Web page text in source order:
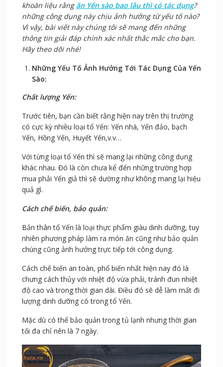
khoăn liệu rằng ăn Yến sào bao lâu thì có tác dụng?
những công dụng này chịu ảnh hưởng từ yếu tố nào?
Vì vậy, bài viết này chúng tôi sẽ mang đến những
thông tin giải đáp chính xác nhất thắc mắc cho bạn.
Hãy theo dõi nhé!
Những Yếu Tố Ảnh Hưởng Tới Tác Dụng Của Yến
Sào:
Chất lượng Yến:
Trước tiên, bạn cần biết rằng hiện nay trên thị trường
có cực kỳ nhiều loại tổ Yến: Yến nhà, Yến đảo, bạch
Yến, Hồng Yến, Huyết Yến,v.v…
Với từng loại tổ Yến thì sẽ mang lại những công dụng
khác nhau. Đó là còn chưa kể đến những trường hợp
mua phải Yến giả thì sẽ dường như không mang lại hiệu
quả gì.
Cách chế biến, bảo quản:
Bản thân tổ Yến là loại thực phẩm giàu dinh dưỡng, tuy
nhiên phương pháp làm ra món ăn cũng như bảo quản
chúng cũng ảnh hưởng trực tiếp tới công dụng.
Cách chế biến an toàn, phổ biến nhất hiện nay đó là
chưng cách thủy với nhiệt độ vừa phải, tránh đun nhiệt
độ cao và trong thời gian dài. Điều đó sẽ dễ làm mất đi
lượng dinh dưỡng có trong tổ Yến.
Mặc dù có thể bảo quản trong tủ lạnh nhưng thời gian
tối đa chỉ nên là 7 ngày.